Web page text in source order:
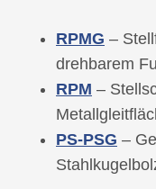
RPMG –
drehbarem
RPM –
PS-PSG –